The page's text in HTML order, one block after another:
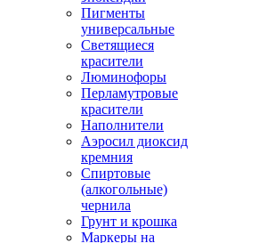
Пигменты
универсальные
Светящиеся
красители
Люминофоры
Перламутровые
красители
Наполнители
Аэросил диоксид
кремния
Спиртовые
(алкогольные)
чернила
Грунт и крошка
Маркеры на